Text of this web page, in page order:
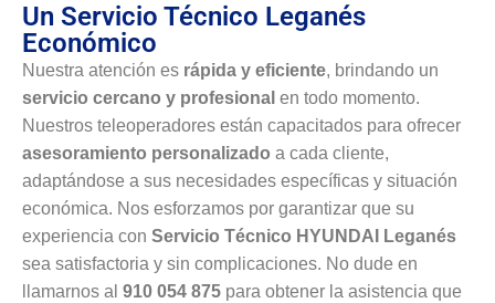
Un Servicio Técnico Leganés
Económico
Nuestra atención es rápida y eficiente, brindando un
servicio cercano y profesional en todo momento.
Nuestros teleoperadores están capacitados para ofrecer
asesoramiento personalizado a cada cliente,
adaptándose a sus necesidades específicas y situación
económica. Nos esforzamos por garantizar que su
experiencia con Servicio Técnico HYUNDAI Leganés
sea satisfactoria y sin complicaciones. No dude en
llamarnos al 910 054 875 para obtener la asistencia que